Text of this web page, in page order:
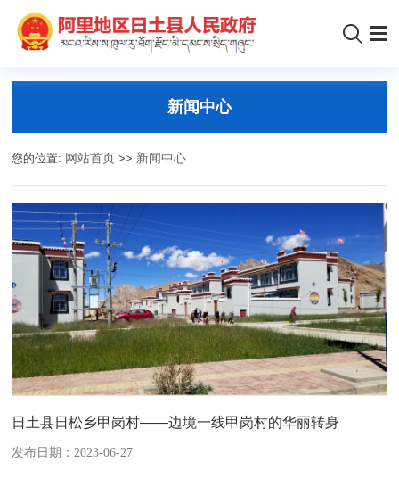
新闻中心
您的位置: 网站首页 >> 新闻中心
日土县日松乡甲岗村——边境一线甲岗村的华丽转身
发布日期：2023-06-27